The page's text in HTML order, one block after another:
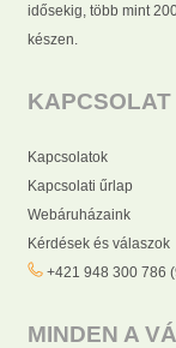
idősekig, több mint
készen.
KAPCSOLAT
Kapcsolatok
Kapcsolati űrlap
Webáruházaink
Kérdések és válaszok
+421 948 300 786
MINDEN A